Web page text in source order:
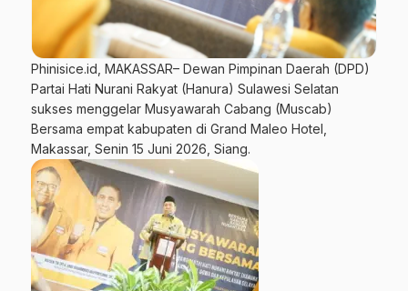
Phinisice.id, MAKASSAR– Dewan Pimpinan Daerah (DPD)
Partai Hati Nurani Rakyat (Hanura) Sulawesi Selatan
sukses menggelar Musyawarah Cabang (Muscab)
Bersama empat kabupaten di Grand Maleo Hotel,
Makassar, Senin 15 Juni 2026, Siang.